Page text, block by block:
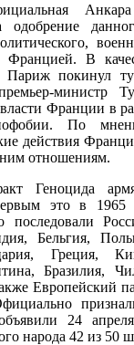
Анкара
одобрение
Францией. В
покинул
министр
Франции в
По
действия
отношениям.
Геноцида
это в 1965
последовали
Бельгия,
Греция,
Бразилия,
Европейский
24
народа 42 из